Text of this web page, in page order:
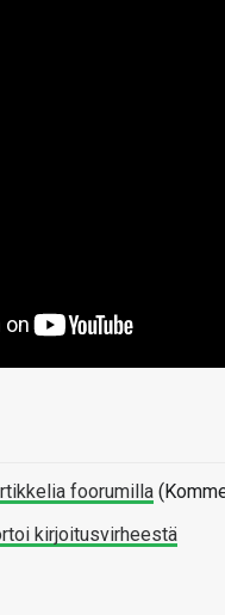
foorumilla
kirjoitusvirheestä